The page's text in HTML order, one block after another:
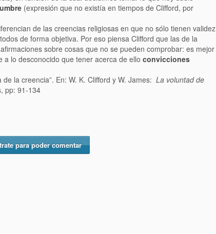
(expresión que no existía en tiempos de Clifford, por
de las creencias religiosas en que no sólo tienen validez
de forma objetiva. Por eso piensa Clifford que las de la
sobre cosas que no se pueden comprobar: es mejor
a lo desconocido que tener acerca de ello convicciones
la creencia”. En: W. K. Clifford y W. James: La voluntad de
pp: 91-134
para poder comentar